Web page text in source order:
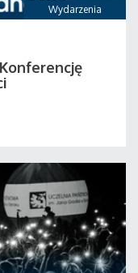
Wydarzenia